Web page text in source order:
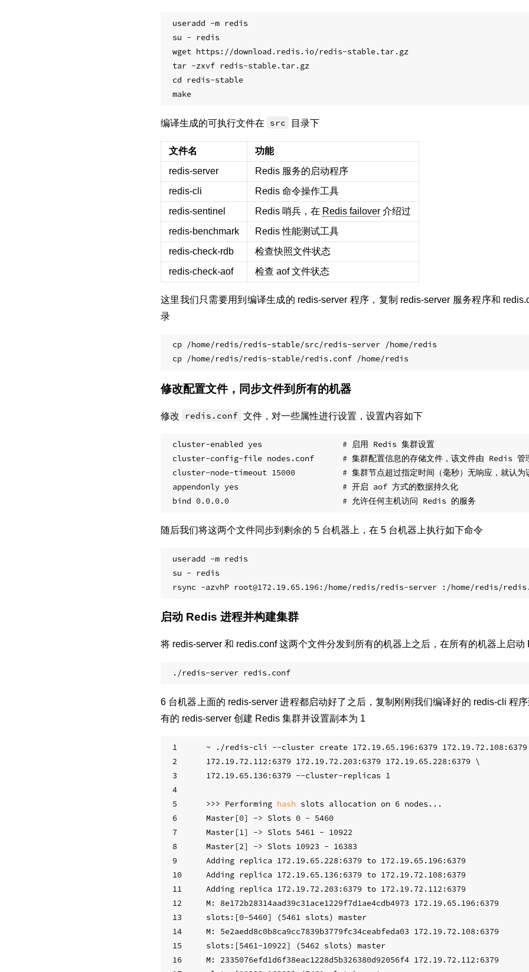
useradd -m redis
su - redis
wget https://download.redis.io/redis-stable.tar.gz
tar -zxvf redis-stable.tar.gz
cd redis-stable
编译生成的可执行文件在 src 目录下
文件名
功能
redis-server
Redis 服务的启动程序
redis-cli
Redis 命令操作工具
redis-sentinel
Redis 哨兵，在 Redis failover 介绍过
redis-benchmark
Redis 性能测试工具
redis-check-rdb
检查快照文件状态
redis-check-aof
检查 aof 文件状态
这里我们只需要用到编译生成的 redis-server 程序，复制 redis-server 服务程序和
录
cp /home/redis/redis-stable/src/redis-server /home/redis
修改配置文件，同步文件到所有的机器
修改 redis.conf 文件，对一些属性进行设置，设置内容如下
cluster-enabled yes                 # 启用 Redis 集群设置
cluster-config-file nodes.conf      # 集群配置信息的存储文件，该文件由 Redis 管理
cluster-node-timeout 15000          # 集群节点超过指定时间（毫秒）无响应，就认为
appendonly yes                      # 开启 aof 方式的数据持久化
随后我们将这两个文件同步到剩余的 5 台机器上，在 5 台机器上执行如下命令
useradd -m redis
su - redis
启动 Redis 进程并构建集群
将 redis-server 和 redis.conf 这两个文件分发到所有的机器上之后，在所有的机器上启动
6 台机器上面的 redis-server 进程都启动好了之后，复制刚刚我们编译好的 redis-cli 程
有的 redis-server 创建 Redis 集群并设置副本为 1
1
2
3
4
5
6
7
8
9
10
11
12
13
14
15
16
~ ./redis-cli --cluster create 172.19.65.196:6379
172.19.72.112:6379 172.19.72.203:6379 172.19.65.228:6379 \
172.19.65.136:6379 --cluster-replicas 1
>>> Performing hash slots allocation on 6 nodes...
Master[0] -> Slots 0 - 5460
Master[1] -> Slots 5461 - 10922
Master[2] -> Slots 10923 - 16383
Adding replica 172.19.65.228:6379 to 172.19.65.196:6379
Adding replica 172.19.65.136:6379 to 172.19.72.108:6379
Adding replica 172.19.72.203:6379 to 172.19.72.112:6379
M: 8e172b28314aad39c31ace1229f7d1ae4cdb4973 172.19.65.196:6379
slots:[0-5460] (5461 slots) master
M: 5e2aedd8c0b8ca9cc7839b3779fc34ceabfeda03 172.19.72.108:6379
slots:[5461-10922] (5462 slots) master
M: 2335076efd1d6f38eac1228d5b326380d92056f4 172.19.72.112:6379